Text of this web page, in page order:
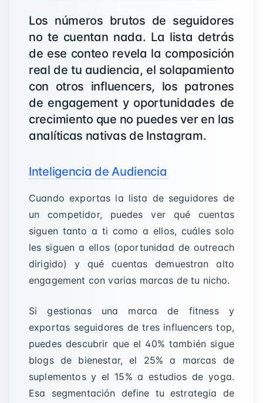
Los números brutos de seguidores
no te cuentan nada. La lista detrás
de ese conteo revela la composición
real de tu audiencia, el solapamiento
con otros influencers, los patrones
de engagement y oportunidades de
crecimiento que no puedes ver en las
analíticas nativas de Instagram.
Inteligencia de Audiencia
Cuando exportas la lista de seguidores de
un competidor, puedes ver qué cuentas
siguen tanto a ti como a ellos, cuáles solo
les siguen a ellos (oportunidad de outreach
dirigido) y qué cuentas demuestran alto
engagement con varias marcas de tu nicho.
Si gestionas una marca de fitness y
exportas seguidores de tres influencers top,
puedes descubrir que el 40% también sigue
blogs de bienestar, el 25% a marcas de
suplementos y el 15% a estudios de yoga.
Esa segmentación define tu estrategia de